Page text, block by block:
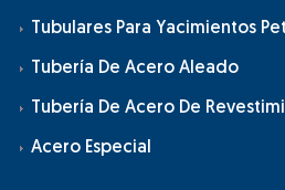
Tubulares Para Yacimientos
Tubería De Acero Aleado
Tubería De Acero De
Acero Especial